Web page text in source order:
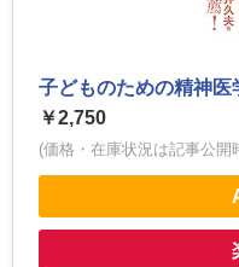
子どものための精神医
￥2,750
(価格・在庫状況は記事公開